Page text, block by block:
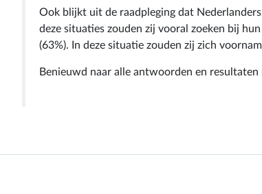
Ook blijkt uit de raadpleging dat
deze situaties zouden zij vooral zoeken bij
(63%). In deze situatie zouden zij zich
Benieuwd naar alle antwoorden en